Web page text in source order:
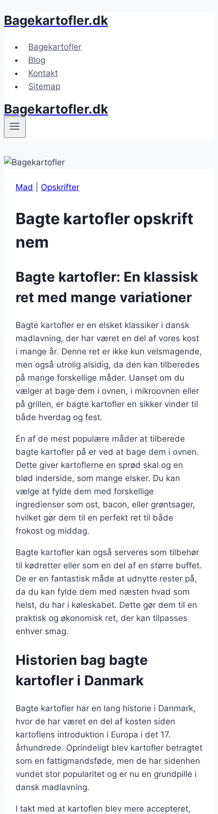
Fortsæt
indhold
Bagekartofler.dk
Bagekartofler
Blog
Kontakt
Sitemap
Bagekartofler.dk
Mad Opskrifter
Bagte kartofler opskrift
nem
Bagte kartofler: En klassisk
ret med mange variationer
Bagte kartofler er en elsket klassiker i dansk
madlavning, der har været en del af vores kost
i mange år. Denne ret er ikke kun velsmagende,
men også utrolig alsidig, da den kan tilberedes
på mange forskellige måder. Uanset om du
vælger at bage dem i ovnen, i mikroovnen eller
på grillen, er bagte kartofler en sikker vinder til
både hverdag og fest.
En af de mest populære måder at tilberede
bagte kartofler på er ved at bage dem i ovnen.
Dette giver kartoflerne en sprød skal og en
blød inderside, som mange elsker. Du kan
vælge at fylde dem med forskellige
ingredienser som ost, bacon, eller grøntsager,
hvilket gør dem til en perfekt ret til både
frokost og middag.
Bagte kartofler kan også serveres som tilbehør
til kødretter eller som en del af en større buffet.
De er en fantastisk måde at udnytte rester på,
da du kan fylde dem med næsten hvad som
helst, du har i køleskabet. Dette gør dem til en
praktisk og økonomisk ret, der kan tilpasses
enhver smag.
Historien bag bagte
kartofler i Danmark
Bagte kartofler har en lang historie i Danmark,
hvor de har været en del af kosten siden
kartoflens introduktion i Europa i det 17.
århundrede. Oprindeligt blev kartofler betragtet
som en fattigmandsføde, men de har sidenhen
vundet stor popularitet og er nu en grundpille i
dansk madlavning.
I takt med at kartoflen blev mere accepteret,